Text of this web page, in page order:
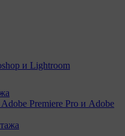
и Lightroom
Premiere Pro и Adobe